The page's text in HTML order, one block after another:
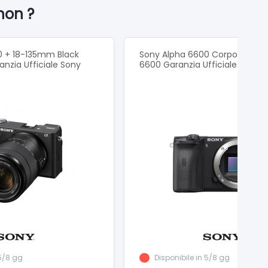
era possibile
da angolazioni creative
SD
remoto
?
18-135mm Black
Ufficiale Sony
8 gg
Sony Alpha 6600 Corpo Black
6600 Garanzia Ufficiale Sony
Disponibile in 5/8 gg